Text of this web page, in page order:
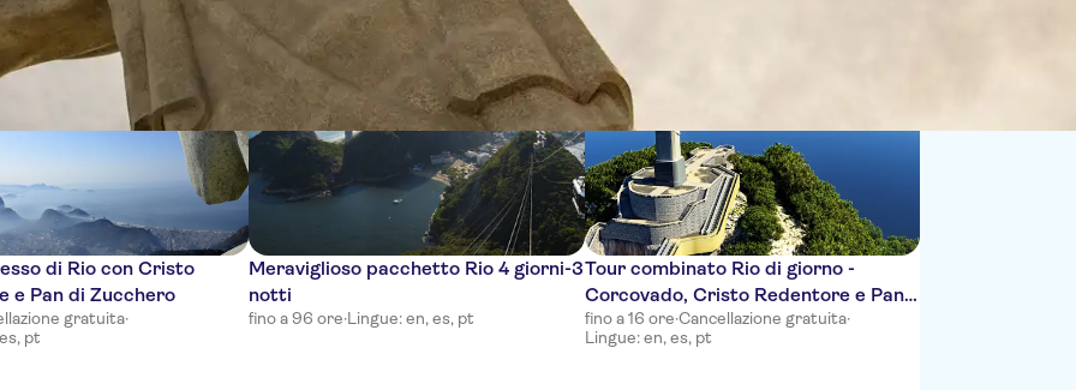
di Rio con Cristo
e Pan di Zucchero
gratuita·
pt
Meraviglioso pacchetto Rio 4 giorni-3
notti
fino a 96 ore·Lingue: en, es, pt
Tour combinato Rio di giorno -
Corcovado, Cristo Redentore e Pan
di Zucchero con pranzo e spettacolo
Ginga Tropical
fino a 16 ore·Cancellazione gratuita·
Lingue: en, es, pt